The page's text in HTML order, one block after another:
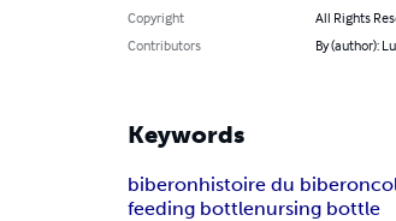
Copyright
All Rights
Contributors
By (author):
Keywords
biberonhistoire du biberon
feeding bottlenursing bottle